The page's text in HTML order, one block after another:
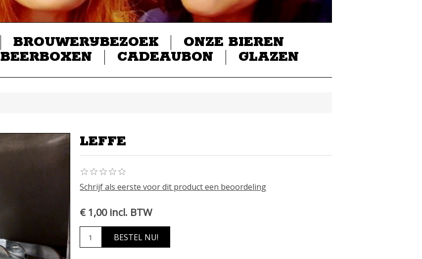
BROUWERIJBEZOEK
ONZE BIEREN
BEERBOXEN CADEAUBON GLAZEN
LEFFE
Schrijf als eerste voor dit product een beoordeling
€ 1,00 incl. BTW